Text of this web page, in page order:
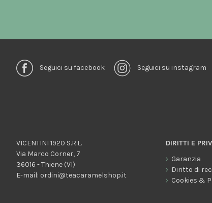
Seguici su facebook Seguici su instagram
VICENTINI 1920 S.R.L.
Via Marco Corner, 7
36016 - Thiene (VI)
E-mail: ordini@teacaramelshop.it
DIRITTI E
Garanzia
Diritto di
Cookies &